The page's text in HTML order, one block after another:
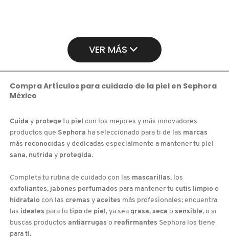
VER MÁS
Compra Artículos para cuidado de la piel en Sephora
México
Cuida y protege tu piel con los mejores y más innovadores
productos que Sephora ha seleccionado para ti de las marcas
más reconocidas y dedicadas especialmente a mantener tu piel
sana, nutrida y protegida.
Completa tu rutina de cuidado con las mascarillas, los
exfoliantes, jabones perfumados para mantener tu cutis limpio e
hidratalo con las cremas y aceites más profesionales; encuentra
las ideales para tu tipo de piel, ya sea grasa, seca o sensible, o si
buscas productos antiarrugas o reafirmantes Sephora los tiene
para ti.